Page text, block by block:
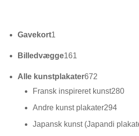
Gavekort1
Billedvægge161
Alle kunstplakater672
varer
Fransk inspireret kunst280280
Andre kunst plakater294294
varer
Japansk kunst (Japandi